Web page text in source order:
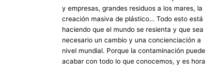
y empresas, grandes residuos a los mares, la
creación masiva de plástico… Todo esto está
haciendo que el mundo se resienta y que sea
necesario un cambio y una concienciación a
nivel mundial. Porque la contaminación puede
acabar con todo lo que conocemos, y es hora